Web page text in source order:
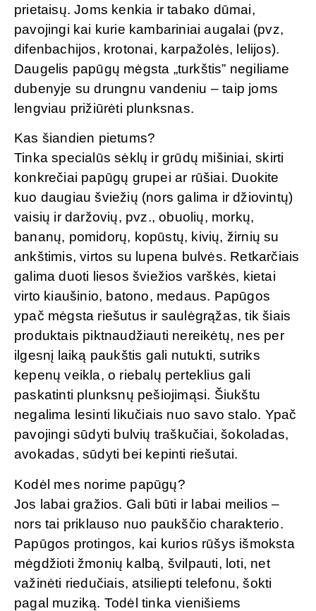
prietaisų. Joms kenkia ir tabako dūmai,
pavojingi kai kurie kambariniai augalai (pvz,
difenbachijos, krotonai, karpažolės, lelijos).
Daugelis papūgų mėgsta „turkštis” negiliame
dubenyje su drungnu vandeniu – taip joms
lengviau prižiūrėti plunksnas.
Kas šiandien pietums?
Tinka specialūs sėklų ir grūdų mišiniai, skirti
konkrečiai papūgų grupei ar rūšiai. Duokite
kuo daugiau šviežių (nors galima ir džiovintų)
vaisių ir daržovių, pvz., obuolių, morkų,
bananų, pomidorų, kopūstų, kivių, žirnių su
ankštimis, virtos su lupena bulvės. Retkarčiais
galima duoti liesos šviežios varškės, kietai
virto kiaušinio, batono, medaus. Papūgos
ypač mėgsta riešutus ir saulėgrąžas, tik šiais
produktais piktnaudžiauti nereikėtų, nes per
ilgesnį laiką paukštis gali nutukti, sutriks
kepenų veikla, o riebalų perteklius gali
paskatinti plunksnų pešiojimąsi. Šiukštu
negalima lesinti likučiais nuo savo stalo. Ypač
pavojingi sūdyti bulvių traškučiai, šokoladas,
avokadas, sūdyti bei kepinti riešutai.
Kodėl mes norime papūgų?
Jos labai gražios. Gali būti ir labai meilios –
nors tai priklauso nuo paukščio charakterio.
Papūgos protingos, kai kurios rūšys išmoksta
mėgdžioti žmonių kalbą, švilpauti, loti, net
važinėti riedučiais, atsiliepti telefonu, šokti
pagal muziką. Todėl tinka vienišiems